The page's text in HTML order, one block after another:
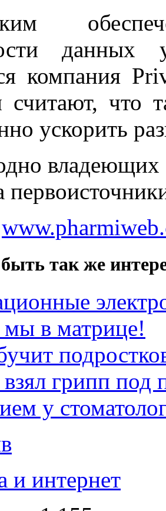
данных
компания
считают, что
ускорить
владеющих
так же
мы в матрице!
грипп под
у
и интернет